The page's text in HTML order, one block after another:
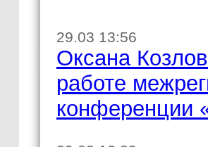
29.03 13:56
Оксана
работе
конференции